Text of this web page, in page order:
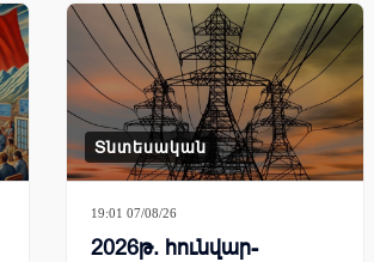
Տնտեսական
19:01 07/08/26
2026թ. հունվար-